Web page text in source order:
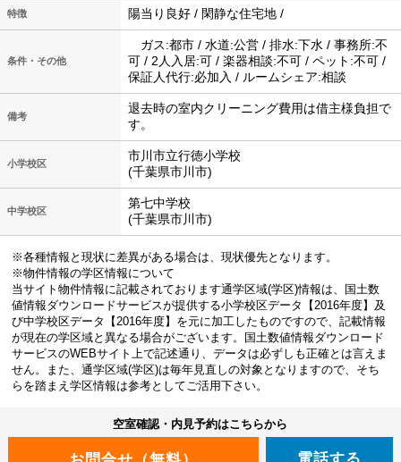
特徴 陽当り良好 / 閑静な住宅地 /
条件・その他
ガス:都市 / 水道:公営 / 排水:下水 / 事務所:不
可 / 2人入居:可 / 楽器相談:不可 / ペット:不可 /
保証人代行:必加入 / ルームシェア:相談
備考
退去時の室内クリーニング費用は借主様負担で
す。
小学校区
市川市立行徳小学校
(千葉県市川市)
中学校区
第七中学校
(千葉県市川市)
※各種情報と現状に差異がある場合は、現状優先となります。
※物件情報の学区情報について
当サイト物件情報に記載されております通学区域(学区)情報は、国土数
値情報ダウンロードサービスが提供する小学校区データ【2016年度】及
び中学校区データ【2016年度】を元に加工したものですので、記載情報
が現在の学区域と異なる場合がございます。国土数値情報ダウンロード
サービスのWEBサイト上で記述通り、データは必ずしも正確とは言えま
せん。また、通学区域(学区)は毎年見直しの対象となりますので、そち
らを踏まえ学区情報は参考としてご活用下さい。
空室確認・内見予約はこちらから